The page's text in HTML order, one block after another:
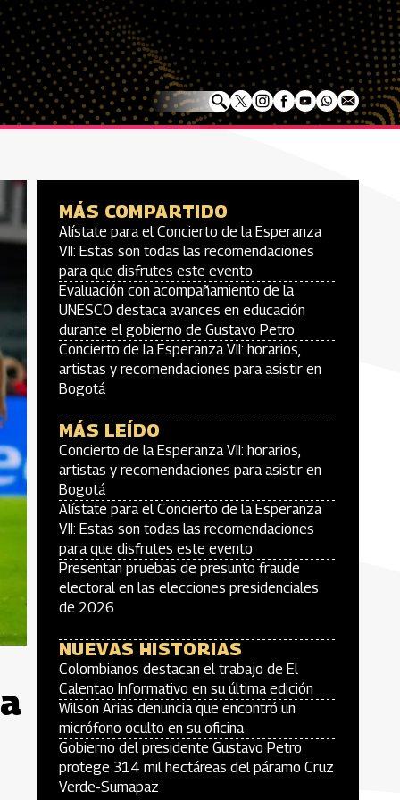
MÁS COMPARTIDO
Alístate para el Concierto de la Esperanza
VII: Estas son todas las recomendaciones
para que disfrutes este evento
Evaluación con acompañamiento de la
UNESCO destaca avances en educación
durante el gobierno de Gustavo Petro
Concierto de la Esperanza VII: horarios,
artistas y recomendaciones para asistir en
Bogotá
MÁS LEÍDO
Concierto de la Esperanza VII: horarios,
artistas y recomendaciones para asistir en
Bogotá
Alístate para el Concierto de la Esperanza
VII: Estas son todas las recomendaciones
para que disfrutes este evento
Presentan pruebas de presunto fraude
electoral en las elecciones presidenciales
de 2026
NUEVAS HISTORIAS
Colombianos destacan el trabajo de El
Calentao Informativo en su última edición
Wilson Arias denuncia que encontró un
micrófono oculto en su oficina
Gobierno del presidente Gustavo Petro
protege 314 mil hectáreas del páramo Cruz
Verde-Sumapaz